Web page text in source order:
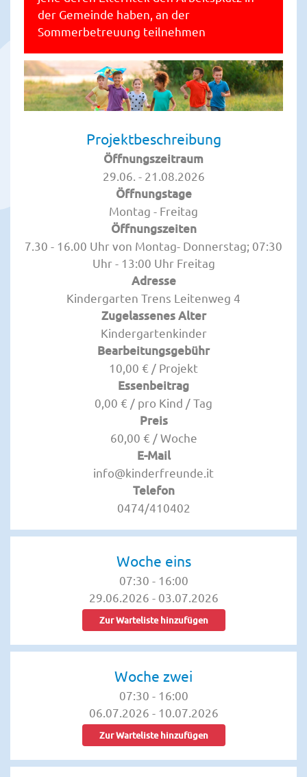
der Gemeinde haben, an der
Sommerbetreuung teilnehmen
Projektbeschreibung
Öffnungszeitraum
29.06. - 21.08.2026
Öffnungstage
Montag - Freitag
Öffnungszeiten
7.30 - 16.00 Uhr von Montag- Donnerstag; 07:30
Uhr - 13:00 Uhr Freitag
Adresse
Kindergarten Trens Leitenweg 4
Zugelassenes Alter
Kindergartenkinder
Bearbeitungsgebühr
10,00 € / Projekt
Essenbeitrag
0,00 € / pro Kind / Tag
Preis
60,00 € / Woche
E-Mail
info@kinderfreunde.it
Telefon
0474/410402
Woche eins
07:30 - 16:00
29.06.2026 - 03.07.2026
Zur Warteliste hinzufügen
Woche zwei
07:30 - 16:00
06.07.2026 - 10.07.2026
Zur Warteliste hinzufügen